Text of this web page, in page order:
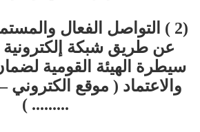
(2 ) التواصل الفعال
عن طريق شبكة
سيطرة الهيئة القومية
والاعتماد ( موقع الكتروني
......... )